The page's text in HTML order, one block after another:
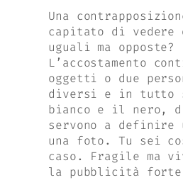
Una
capitato di vedere
uguali ma opposte?
L’accostamento
oggetti o due
diversi e in
bianco e il nero,
servono a definire
una foto. Tu sei
caso. Fragile ma
la pubblicità